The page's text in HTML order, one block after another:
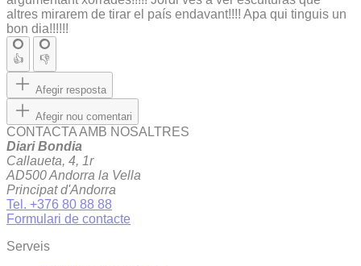
altres mirarem de tirar el país endavant!!!! Apa qui tinguis un
bon dia!!!!!!
👍 👎
Afegir resposta
Afegir nou comentari
CONTACTA AMB NOSALTRES
Diari Bondia
Callaueta, 4, 1r
AD500 Andorra la Vella
Principat d'Andorra
Tel. +376 80 88 88
Formulari de contacte
Serveis